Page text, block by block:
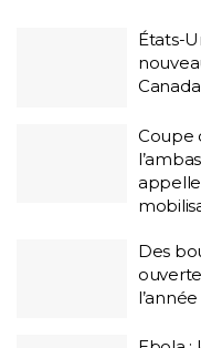
États-
Canada
Coupe
Des